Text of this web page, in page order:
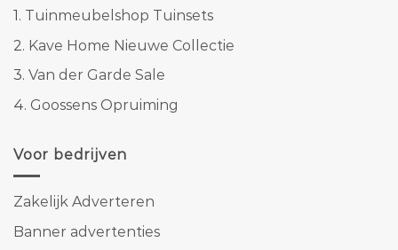
1. Tuinmeubelshop Tuinsets
2. Kave Home Nieuwe Collectie
3. Van der Garde Sale
4. Goossens Opruiming
Voor bedrijven
Zakelijk Adverteren
Banner advertenties